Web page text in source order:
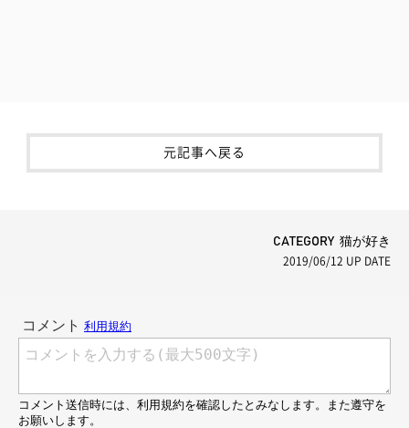
元記事へ戻る
CATEGORY 猫が好き
2019/06/12 UP DATE